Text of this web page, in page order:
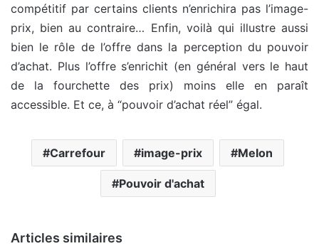
compétitif par certains clients n’enrichira pas l’image-
prix, bien au contraire… Enfin, voilà qui illustre aussi
bien le rôle de l’offre dans la perception du pouvoir
d’achat. Plus l’offre s’enrichit (en général vers le haut
de la fourchette des prix) moins elle en paraît
accessible. Et ce, à “pouvoir d’achat réel” égal.
Carrefour image-prix Melon
Pouvoir d'achat
Articles similaires